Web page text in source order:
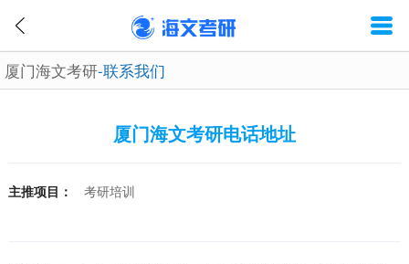
厦门海文考研-联系我们
厦门海文考研电话地址
主推项目： 考研培训